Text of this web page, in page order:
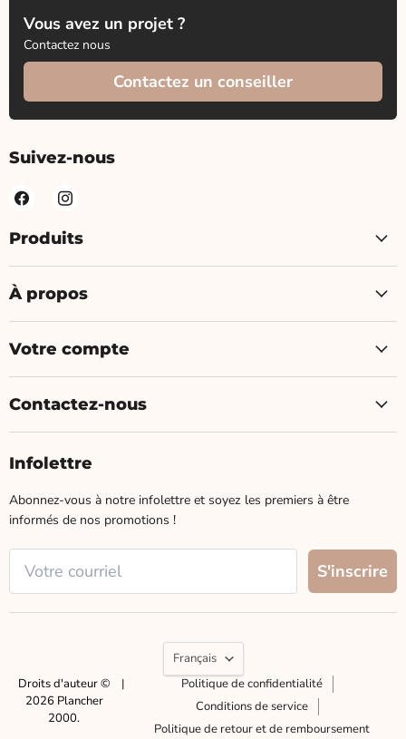
Vous avez un projet ?
Contactez nous
Contactez un conseiller
Suivez-nous
Produits
À propos
Votre compte
Contactez-nous
Infolettre
Abonnez-vous à notre infolettre et soyez les premiers à être
informés de nos promotions !
Langue
Français
Droits d'auteur ©
2026 Plancher
2000.
|
Politique de confidentialité
Conditions de service
Politique de retour et de remboursement